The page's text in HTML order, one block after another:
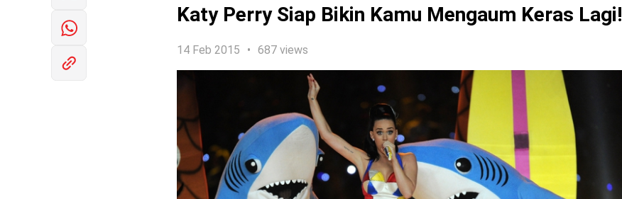
benefit
Katy Perry Siap Bikin Kamu Mengaum Keras Lagi!
14 Feb 2015 687 views